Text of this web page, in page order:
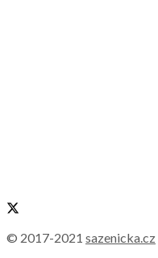
© 2017-2021 sazenicka.cz